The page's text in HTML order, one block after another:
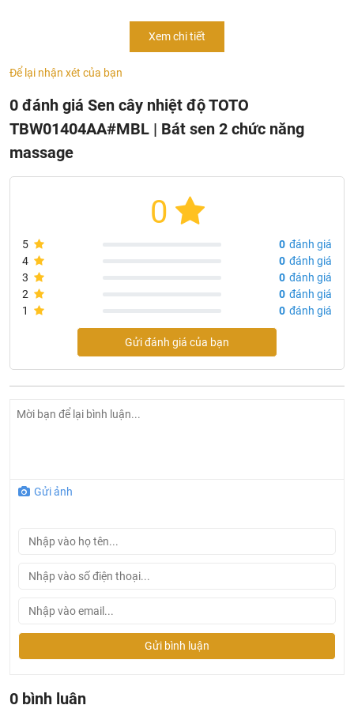
kích thước 220mm tích hợp 2 chế độ tắm massage: Warm
Spa và Comfort Wave. Ngoài ra, TBW01404AA#MBL còn
tích hợp công nghệ Safety Thermo ổn định nhiệt độ nước
nghiệm thoải mái, sảng khoái khi sử dụng.
TBW01404AA#MBL
Công nghệ Comfort Wave: Bề mặt bát sen có các đầu
dạng sóng, lực phun mạnh massage toàn bộ cơ thể.
Công nghệ Warm Spa: tạo dòng chảy êm ái, bao trọn cơ
thể. Đầu phun được thiết kế đặc biệt tạo dòng nước
ra toàn bộ cơ thể.
Xem chi tiết
Để lại nhận xét của bạn
0 đánh giá Sen cây nhiệt độ TOTO
TBW01404AA#MBL | Bát sen 2 chức năng
massage
0
5 0 đánh giá
4
0 đánh giá
3
0 đánh giá
2
0 đánh giá
1
0 đánh giá
Gửi đánh giá của bạn
Gửi ảnh
Gửi bình luận
0 bình luận